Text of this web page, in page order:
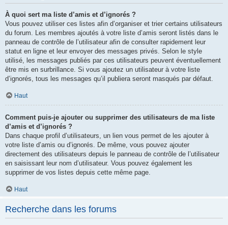
À quoi sert ma liste d’amis et d’ignorés ?
Vous pouvez utiliser ces listes afin d’organiser et trier certains utilisateurs
du forum. Les membres ajoutés à votre liste d’amis seront listés dans le
panneau de contrôle de l’utilisateur afin de consulter rapidement leur
statut en ligne et leur envoyer des messages privés. Selon le style
utilisé, les messages publiés par ces utilisateurs peuvent éventuellement
être mis en surbrillance. Si vous ajoutez un utilisateur à votre liste
d’ignorés, tous les messages qu’il publiera seront masqués par défaut.
Haut
Comment puis-je ajouter ou supprimer des utilisateurs de ma liste
d’amis et d’ignorés ?
Dans chaque profil d’utilisateurs, un lien vous permet de les ajouter à
votre liste d’amis ou d’ignorés. De même, vous pouvez ajouter
directement des utilisateurs depuis le panneau de contrôle de l’utilisateur
en saisissant leur nom d’utilisateur. Vous pouvez également les
supprimer de vos listes depuis cette même page.
Haut
Recherche dans les forums